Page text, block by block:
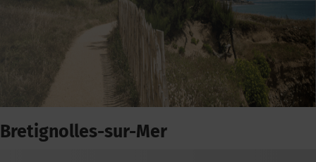
Bretignolles-sur-Mer